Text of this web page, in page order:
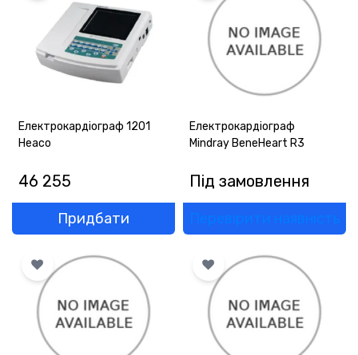
Електрокардіограф 1201
Heaco
46 255
Придбати
Електрокардіограф
Mindray BeneHeart R3
Під замовлення
Перевірити наявність